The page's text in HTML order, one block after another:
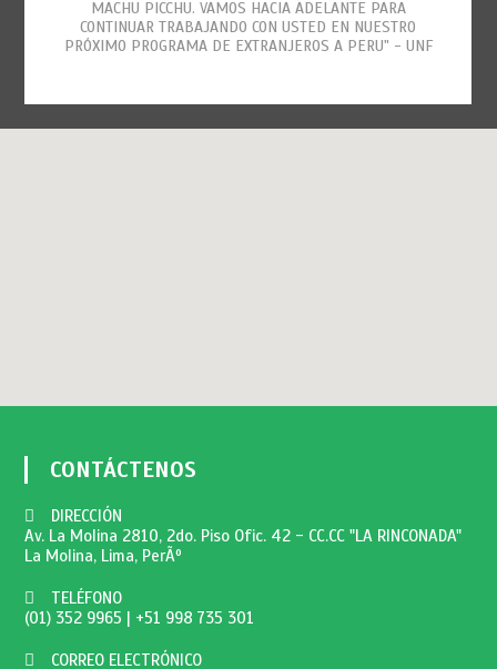
MACHU PICCHU. VAMOS HACIA ADELANTE PARA
CONTINUAR TRABAJANDO CON USTED EN NUESTRO
PRÓXIMO PROGRAMA DE EXTRANJEROS A PERU" - UNF
CONTÁCTENOS
DIRECCIÓN
Av. La Molina 2810, 2do. Piso Ofic. 42 - CC.CC "LA RINCONADA"
La Molina, Lima, PerÃº
TELÉFONO
(01) 352 9965 | +51 998 735 301
CORREO ELECTRÓNICO